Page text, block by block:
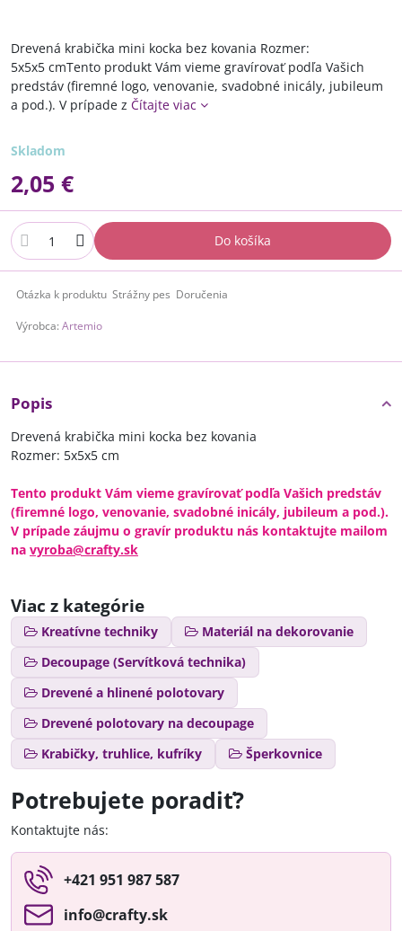
Drevená krabička mini kocka bez kovania Rozmer:
5x5x5 cmTento produkt Vám vieme gravírovať podľa Vašich
predstáv (firemné logo, venovanie, svadobné inicály, jubileum
a pod.). V prípade z Čítajte viac
Skladom
2,05 €
Do košíka
Otázka k produktu Strážny pes Doručenia
Výrobca: Artemio
Popis
Drevená krabička mini kocka bez kovania
Rozmer: 5x5x5 cm
Tento produkt Vám vieme gravírovať podľa Vašich predstáv
(firemné logo, venovanie, svadobné inicály, jubileum a pod.).
V prípade záujmu o gravír produktu nás kontaktujte mailom
na vyroba@crafty.sk
Viac z kategórie
Kreatívne techniky
Materiál na dekorovanie
Decoupage (Servítková technika)
Drevené a hlinené polotovary
Drevené polotovary na decoupage
Krabičky, truhlice, kufríky
Šperkovnice
Potrebujete poradiť?
Kontaktujte nás:
+421 951 987 587
info​@crafty​.sk